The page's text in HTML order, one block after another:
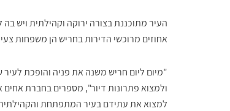
העיר מתוכננת בצורה ירוקה וקהילתית ויש
אחוזים מרוכשי הדירות בחריש הן משפחות
"מיום ליום חריש משנה את פניה והופכת
ולמצוא פתרונות דיור", מספרים בחברת
למצוא את עתידם בעיר המתפתחת